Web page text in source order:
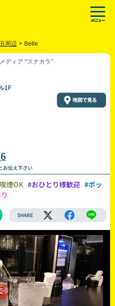
周辺 > Belle
ディア “スナカラ”
1F
お伝え下さい
煙OK #おひとり様歓迎 #ボッ
SHARE